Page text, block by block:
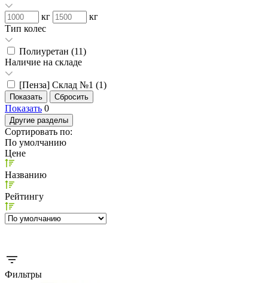
кг
кг
Тип колес
Полиуретан (11)
Наличие на складе
[Пенза] Склад №1 (1)
Показать 0
Другие разделы
Сортировать по:
По умолчанию
Цене
Названию
Рейтингу
Фильтры